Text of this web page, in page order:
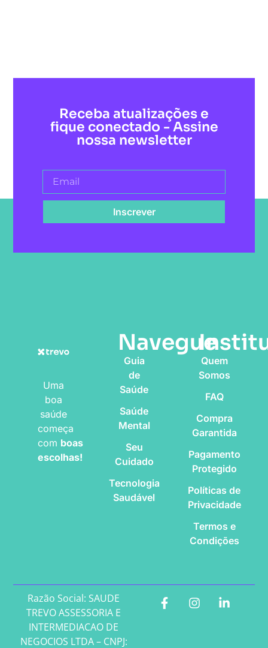
Receba atualizações e
fique conectado - Assine
nossa newsletter
Inscrever
Uma
boa
saúde
começa
com boas
escolhas!
Navegue
Guia
de
Saúde
Saúde
Mental
Seu
Cuidado
Tecnologia
Saudável
Quem
Somos
FAQ
Compra
Garantida
Pagamento
Protegido
Políticas de
Privacidade
Termos e
Condições
Razão Social: SAUDE
TREVO ASSESSORIA E
INTERMEDIACAO DE
NEGOCIOS LTDA – CNPJ: